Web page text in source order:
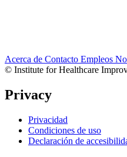
Acerca de Contacto Empleos
© Institute for Healthcare
Privacy
Privacidad
Condiciones de uso
Declaración de